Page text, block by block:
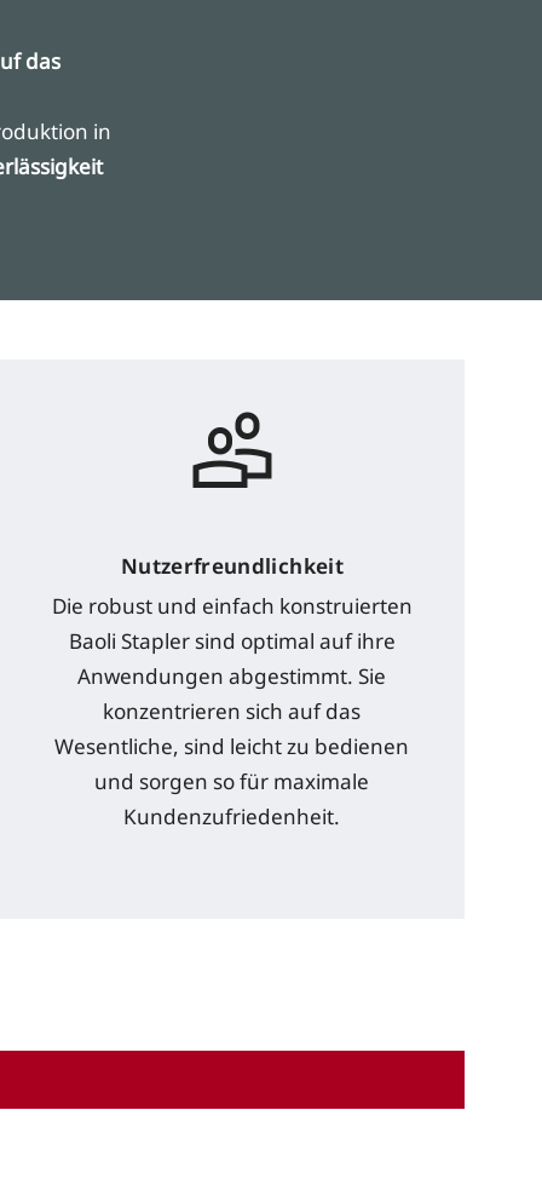
das
in
Nutzerfreundlichkeit
Die robust und einfach konstruierten
Baoli Stapler sind optimal auf ihre
Anwendungen abgestimmt. Sie
konzentrieren sich auf das
Wesentliche, sind leicht zu bedienen
und sorgen so für maximale
Kundenzufriedenheit.